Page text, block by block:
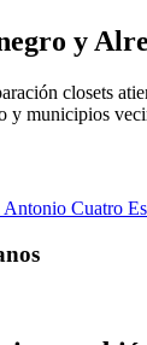
y
closets
y municipios
Antonio Cuatro